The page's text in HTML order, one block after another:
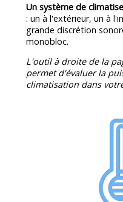
Un système de
: un à l'extérieur, un à
grande discrétion
monobloc.
L'outil à droite de la
permet d'évaluer la
climatisation dans